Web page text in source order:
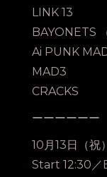
LINK 13
BAYONETS
Ai PUNK
MAD3
CRACKS
ーーーーーー
10月13日（
Start 12:30／